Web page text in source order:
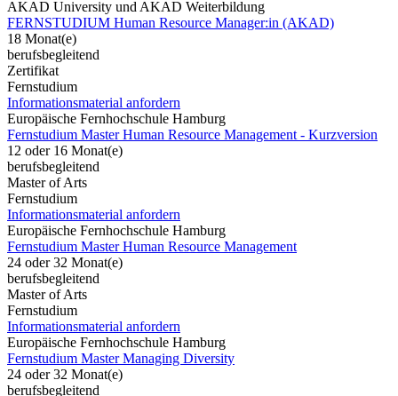
AKAD University und AKAD Weiterbildung
FERNSTUDIUM Human Resource Manager:in (AKAD)
18 Monat(e)
berufsbegleitend
Zertifikat
Fernstudium
Informationsmaterial anfordern
Europäische Fernhochschule Hamburg
Fernstudium Master Human Resource Management - Kurzversion
12 oder 16 Monat(e)
berufsbegleitend
Master of Arts
Fernstudium
Informationsmaterial anfordern
Europäische Fernhochschule Hamburg
Fernstudium Master Human Resource Management
24 oder 32 Monat(e)
berufsbegleitend
Master of Arts
Fernstudium
Informationsmaterial anfordern
Europäische Fernhochschule Hamburg
Fernstudium Master Managing Diversity
24 oder 32 Monat(e)
berufsbegleitend